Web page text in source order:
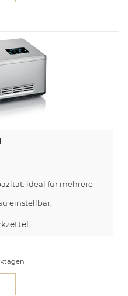
ideal für mehrere
einstellbar,